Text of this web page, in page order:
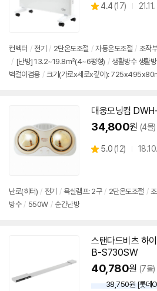
별
4.4 (상
뷰
17)
컨벡터 / 전기 / 2단온도조절 / 자동온도조절 / 조작
/ [난방] 13.2~19.8㎡(4~6평형) / 생활방수 생활
벽걸이겸용 / 크기(가로x세로x깊이):
대웅모닝컴
34,800원 (4몰)
별
5.0 (상
뷰
12)
난로(히터) / 전기 / 욕실램프: 2구 / 2단온도조절 /
방수 / 550W / 순간난방
스탠다드비츠 하
B-S730SW
40,780원 (7몰)
38,750원 [롯데